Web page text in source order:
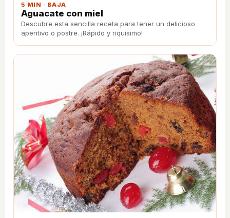
5 MIN · BAJA
Aguacate con miel
Descubre esta sencilla receta para tener un delicioso
aperitivo o postre. ¡Rápido y riquísimo!